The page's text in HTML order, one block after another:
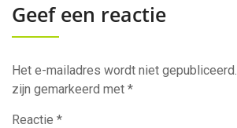
Geef een reactie
Het e-mailadres wordt niet gepubliceerd.
zijn gemarkeerd met *
Reactie *